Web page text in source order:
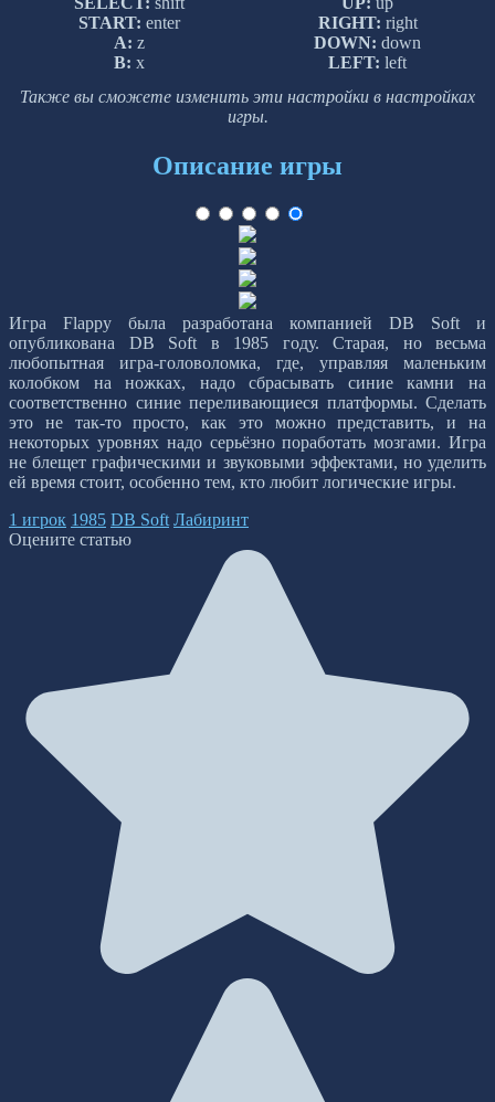
START: enter
A: z
B: x
RIGHT: right
DOWN: down
LEFT: left
Также вы сможете изменить эти настройки в настройках
игры.
Описание игры
Игра Flappy была разработана компанией DB Soft и
опубликована DB Soft в 1985 году. Старая, но весьма
любопытная игра-головоломка, где, управляя маленьким
колобком на ножках, надо сбрасывать синие камни на
соответственно синие переливающиеся платформы. Сделать
это не так-то просто, как это можно представить, и на
некоторых уровнях надо серьёзно поработать мозгами. Игра
не блещет графическими и звуковыми эффектами, но уделить
ей время стоит, особенно тем, кто любит логические игры.
1 игрок 1985 DB Soft Лабиринт
Оцените статью